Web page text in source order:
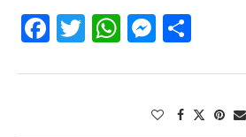
Facebook
Twitter
WhatsApp